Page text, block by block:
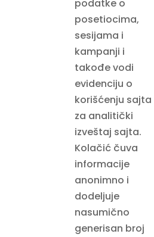
podatke o
posetiocima,
sesijama i
kampanji i
takođe vodi
evidenciju o
korišćenju sajta
za analitički
izveštaj sajta.
Kolačić čuva
informacije
anonimno i
dodeljuje
nasumično
generisan broj